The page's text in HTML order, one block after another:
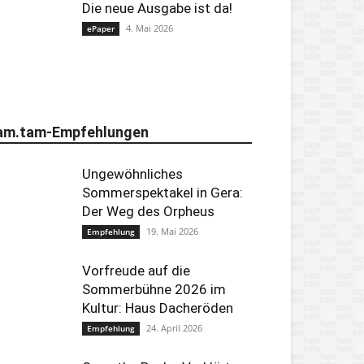
Die neue Ausgabe ist da!
ePaper 4. Mai 2026
Empfehlungen
Ungewöhnliches
Sommerspektakel in Gera:
Der Weg des Orpheus
Empfehlung 19. Mai 2026
Vorfreude auf die
Sommerbühne 2026 im
Kultur: Haus Dacheröden
Empfehlung 24. April 2026